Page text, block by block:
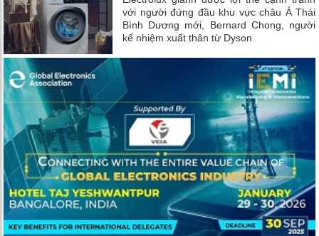
với người đứng đầu khu vực châu Á Thái
Bình Dương mới, Bernard Chong, người
kế nhiệm xuất thân từ Dyson